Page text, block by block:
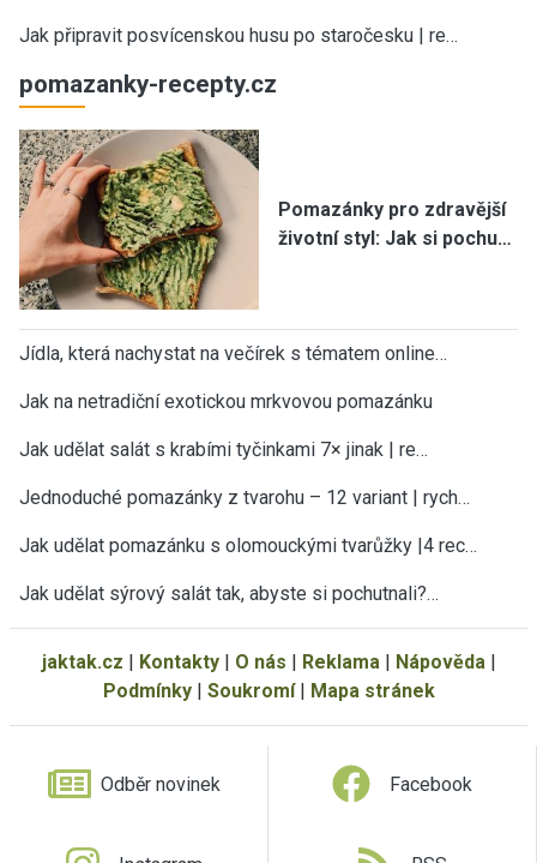
Jak připravit posvícenskou husu po staročesku | re…
pomazanky-recepty.cz
Pomazánky pro zdravější
životní styl: Jak si pochu…
Jídla, která nachystat na večírek s tématem online…
Jak na netradiční exotickou mrkvovou pomazánku
Jak udělat salát s krabími tyčinkami 7× jinak | re…
Jednoduché pomazánky z tvarohu – 12 variant | rych…
Jak udělat pomazánku s olomouckými tvarůžky |4 rec…
Jak udělat sýrový salát tak, abyste si pochutnali?…
jaktak.cz | Kontakty| O nás | Reklama| Nápověda|
Podmínky| Soukromí| Mapa stránek
Odběr novinek Facebook